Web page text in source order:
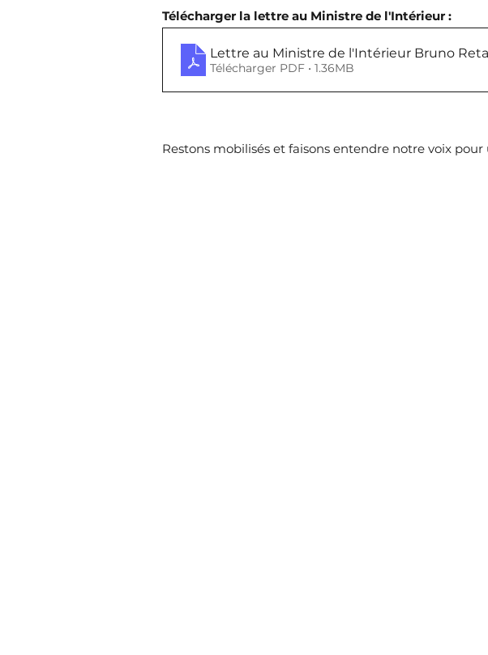
Télécharger la lettre au Ministre de l'Intérieur :
Lettre au Ministre de l'Intérieur Bruno
Télécharger PDF • 1.36MB
Restons mobilisés et faisons entendre notre voix pour